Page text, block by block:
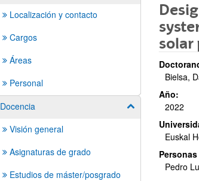
Localización y contacto
Cargos
Áreas
Personal
Docencia
Mostrar/ocultar
Visión general
Asignaturas de grado
Estudios de máster/posgrado
solar
Bielsa,
Año:
2022
Euskal
Pedro